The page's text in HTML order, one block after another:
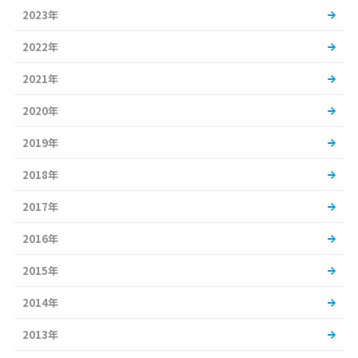
2023年
2022年
2021年
2020年
2019年
2018年
2017年
2016年
2015年
2014年
2013年